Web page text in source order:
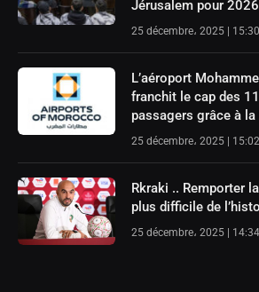
Jérusalem pour 2026
25 décembre، 2025 | 15:30
L’aéroport
franchit le cap des
passagers grâce à
25 décembre، 2025 | 15:02
Rkraki .. Remporter
plus difficile de
25 décembre، 2025 | 14:34